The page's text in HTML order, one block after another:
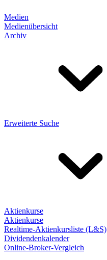
Medien
Medienübersicht
Archiv
Erweiterte Suche
Aktienkurse
Aktienkurse
Realtime-Aktienkursliste (L&S)
Dividendenkalender
Online-Broker-Vergleich